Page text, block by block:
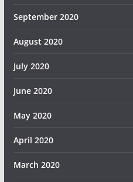
September 2020
August 2020
July 2020
June 2020
May 2020
April 2020
March 2020